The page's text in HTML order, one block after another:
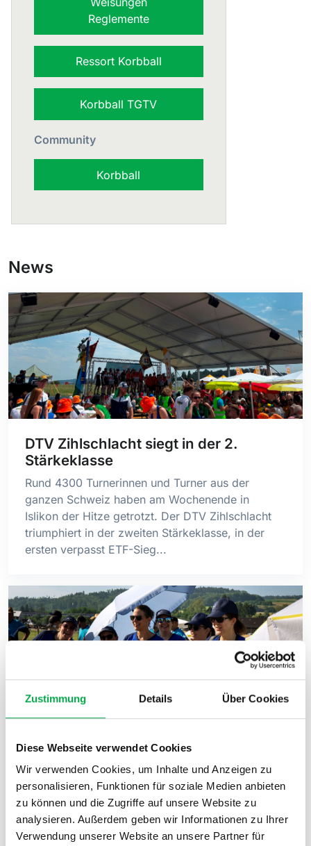
Zustimmung Details Über Cookies
Diese Webseite verwendet Cookies
Wir verwenden Cookies, um Inhalte und Anzeigen zu
personalisieren, Funktionen für soziale Medien anbieten
zu können und die Zugriffe auf unsere Website zu
analysieren. Außerdem geben wir Informationen zu Ihrer
Verwendung unserer Website an unsere Partner für
Reglemente
Ressort Korbball
Korbball TGTV
Community
Korbball
News
DTV Zihlschlacht siegt in der 2.
Stärkeklasse
Rund 4300 Turnerinnen und Turner aus der
ganzen Schweiz haben am Wochenende in
Islikon der Hitze getrotzt. Der DTV Zihlschlacht
triumphiert in der zweiten Stärkeklasse, in der
ersten verpasst ETF-Sieg...
Frauen/Männer und Senioren
begeistert trotz Hitzeschlacht
Neue Fit-&-Fun-Aufgaben, zahlreiche Wettkampf-
Kombinationen und hochsommerliche
Temperaturen sorgten für aussergewöhnliche
Voraussetzungen im Vereinswettkampf der